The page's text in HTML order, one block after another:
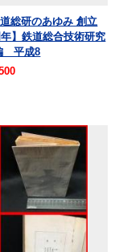
道総研のあゆみ 創立
】鉄道総合技術研究
平成8